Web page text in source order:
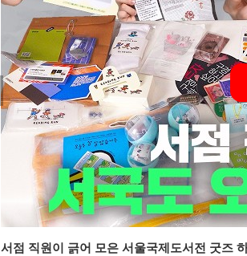
서점 직원이 긁어 모은 서울국제도서전 굿즈